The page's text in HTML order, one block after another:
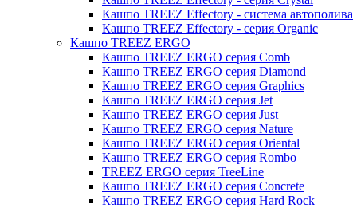
Кашпо TREEZ Effectory - система автополива
Кашпо TREEZ Effectory - серия Organic
Кашпо TREEZ ERGO
Кашпо TREEZ ERGO серия Comb
Кашпо TREEZ ERGO серия Diamond
Кашпо TREEZ ERGO серия Graphics
Кашпо TREEZ ERGO серия Jet
Кашпо TREEZ ERGO серия Just
Кашпо TREEZ ERGO серия Nature
Кашпо TREEZ ERGO серия Oriental
Кашпо TREEZ ERGO серия Rombo
TREEZ ERGO серия TreeLine
Кашпо TREEZ ERGO серия Concrete
Кашпо TREEZ ERGO серия Hard Rock